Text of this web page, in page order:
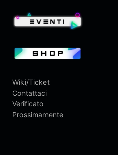
Wiki/Ticket
Contattaci
Verificato
Prossimamente